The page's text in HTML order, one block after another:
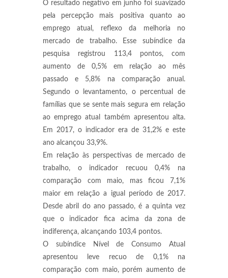
O resultado negativo em junho foi suavizado
pela percepção mais positiva quanto ao
emprego atual, reflexo da melhoria no
mercado de trabalho. Esse subíndice da
pesquisa registrou 113,4 pontos, com
aumento de 0,5% em relação ao mês
passado e 5,8% na comparação anual.
Segundo o levantamento, o percentual de
famílias que se sente mais segura em relação
ao emprego atual também apresentou alta.
Em 2017, o indicador era de 31,2% e este
ano alcançou 33,9%.
Em relação às perspectivas de mercado de
trabalho, o indicador recuou 0,4% na
comparação com maio, mas ficou 7,1%
maior em relação a igual período de 2017.
Desde abril do ano passado, é a quinta vez
que o indicador fica acima da zona de
indiferença, alcançando 103,4 pontos.
O subíndice Nível de Consumo Atual
apresentou leve recuo de 0,1% na
comparação com maio, porém aumento de